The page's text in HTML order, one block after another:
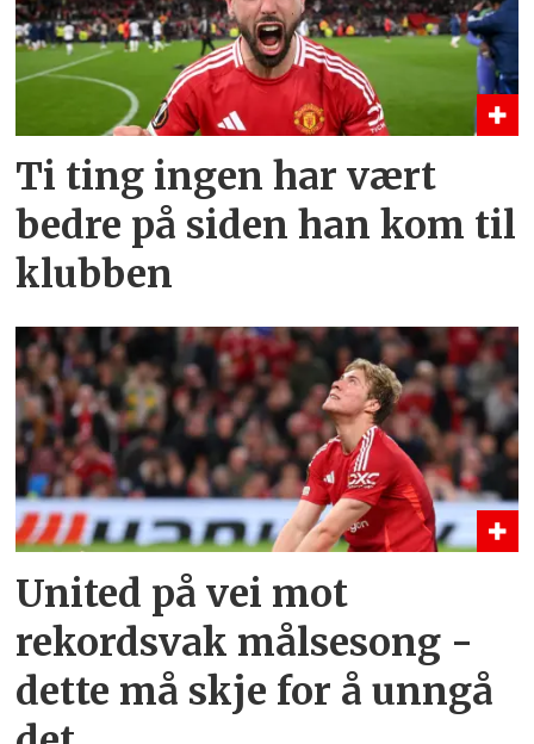
Ti ting ingen har vært
bedre på siden han kom til
klubben
United på vei mot
rekordsvak målsesong -
dette må skje for å unngå